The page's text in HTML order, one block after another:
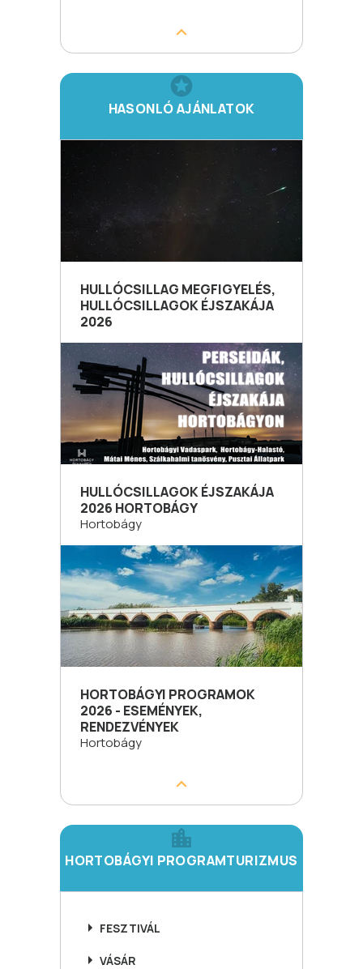
HASONLÓ AJÁNLATOK
HULLÓCSILLAG MEGFIGYELÉS,
HULLÓCSILLAGOK ÉJSZAKÁJA
2026
HULLÓCSILLAGOK ÉJSZAKÁJA
2026 HORTOBÁGY
Hortobágy
HORTOBÁGYI PROGRAMOK
2026 - ESEMÉNYEK,
RENDEZVÉNYEK
Hortobágy
HORTOBÁGYI PROGRAMTURIZMUS
FESZTIVÁL
VÁSÁR